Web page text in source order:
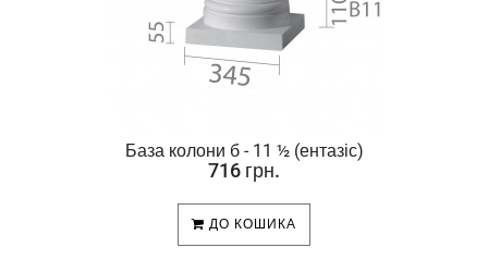
База колони б - 11 ½ (ентазіс)
716 грн.
ДО КОШИКА